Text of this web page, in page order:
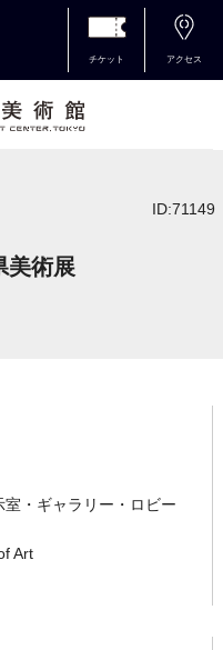
チケット アクセス
ID:71149
美術展
・ギャラリー・ロビー
Art